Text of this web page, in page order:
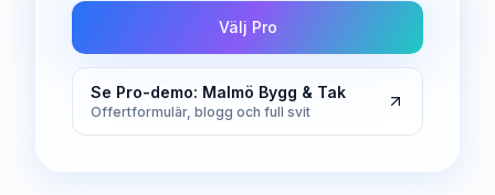
Välj Pro
Se Pro-demo: Malmö Bygg & Tak
Offertformulär, blogg och full svit